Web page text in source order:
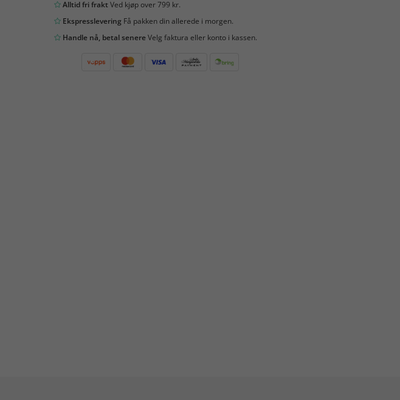
Alltid fri fraktVed kjøp over 799 kr.
EkspressleveringFå pakken din allerede i morgen.
Handle nå, betal senereVelg faktura eller konto i kassen.